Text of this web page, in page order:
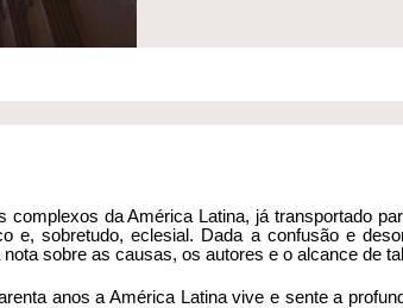
complexos da América Latina, já transportado
e, sobretudo, eclesial. Dada a confusão e
sobre as causas, os autores e o alcance de
anos a América Latina vive e sente a